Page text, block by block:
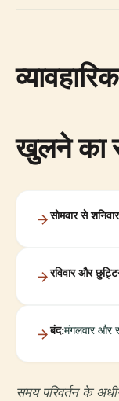
खुलने का
सोमवार से
रविवार और
बंद:मंगलवार और
समय परिवर्तन के